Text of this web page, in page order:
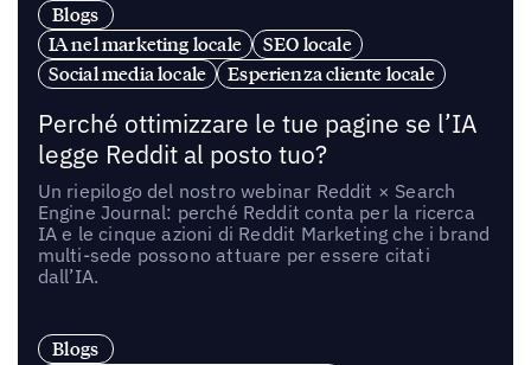
Blogs
IA nel marketing locale
SEO locale
Social media locale
Esperienza cliente locale
Perché ottimizzare le tue pagine se l’IA
legge Reddit al posto tuo?
Un riepilogo del nostro webinar Reddit × Search
Engine Journal: perché Reddit conta per la ricerca
IA e le cinque azioni di Reddit Marketing che i brand
multi-sede possono attuare per essere citati
dall’IA.
Blogs